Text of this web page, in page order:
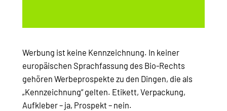
Werbung ist keine Kennzeichnung. In keiner
europäischen Sprachfassung des Bio-Rechts
gehören Werbeprospekte zu den Dingen, die als
„Kennzeichnung“ gelten. Etikett, Verpackung,
Aufkleber – ja, Prospekt – nein.